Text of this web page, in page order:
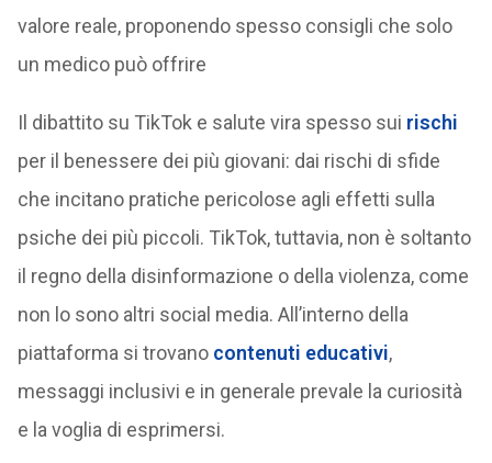
valore reale, proponendo spesso consigli che solo
un medico può offrire
Il dibattito su TikTok e salute vira spesso sui rischi
per il benessere dei più giovani: dai rischi di sfide
che incitano pratiche pericolose agli effetti sulla
psiche dei più piccoli. TikTok, tuttavia, non è soltanto
il regno della disinformazione o della violenza, come
non lo sono altri social media. All’interno della
piattaforma si trovano contenuti educativi,
messaggi inclusivi e in generale prevale la curiosità
e la voglia di esprimersi.